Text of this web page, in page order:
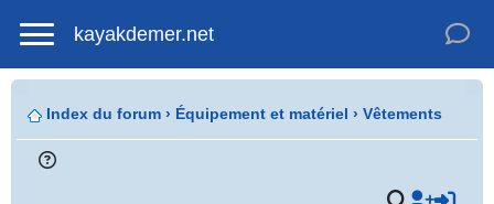
kayakdemer.net
Index du forum › Équipement et matériel › Vêtements